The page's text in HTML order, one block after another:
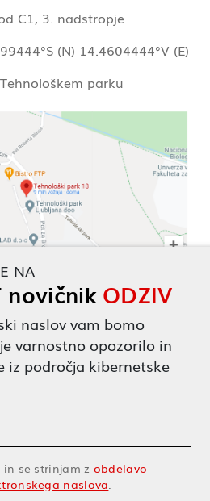
C1, 3. nadstropje
(N) 14.4604444°V (E)
parku
NA
novičnik ODZIV
naslov vam bomo
varnostno opozorilo in
iz področja kibernetske
za prijavo na novičnik Odziv.
in se strinjam z obdelavo
naslova.
| T: 01 479 88 00 | E:
obvestilo